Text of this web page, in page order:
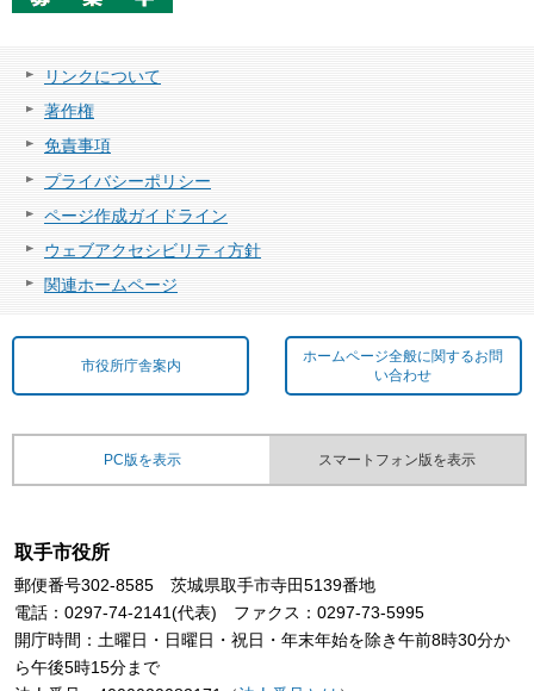
リンクについて
著作権
免責事項
プライバシーポリシー
ページ作成ガイドライン
ウェブアクセシビリティ方針
関連ホームページ
市役所庁舎案内
ホームページ全般に関するお問
い合わせ
PC版を表示 スマートフォン版を表示
取手市役所
郵便番号302-8585 茨城県取手市寺田5139番地
電話：0297-74-2141(代表) ファクス：0297-73-5995
開庁時間：土曜日・日曜日・祝日・年末年始を除き午前8時30分か
ら午後5時15分まで